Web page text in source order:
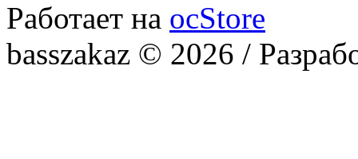
Работает на ocStore
basszakaz © 2026 /